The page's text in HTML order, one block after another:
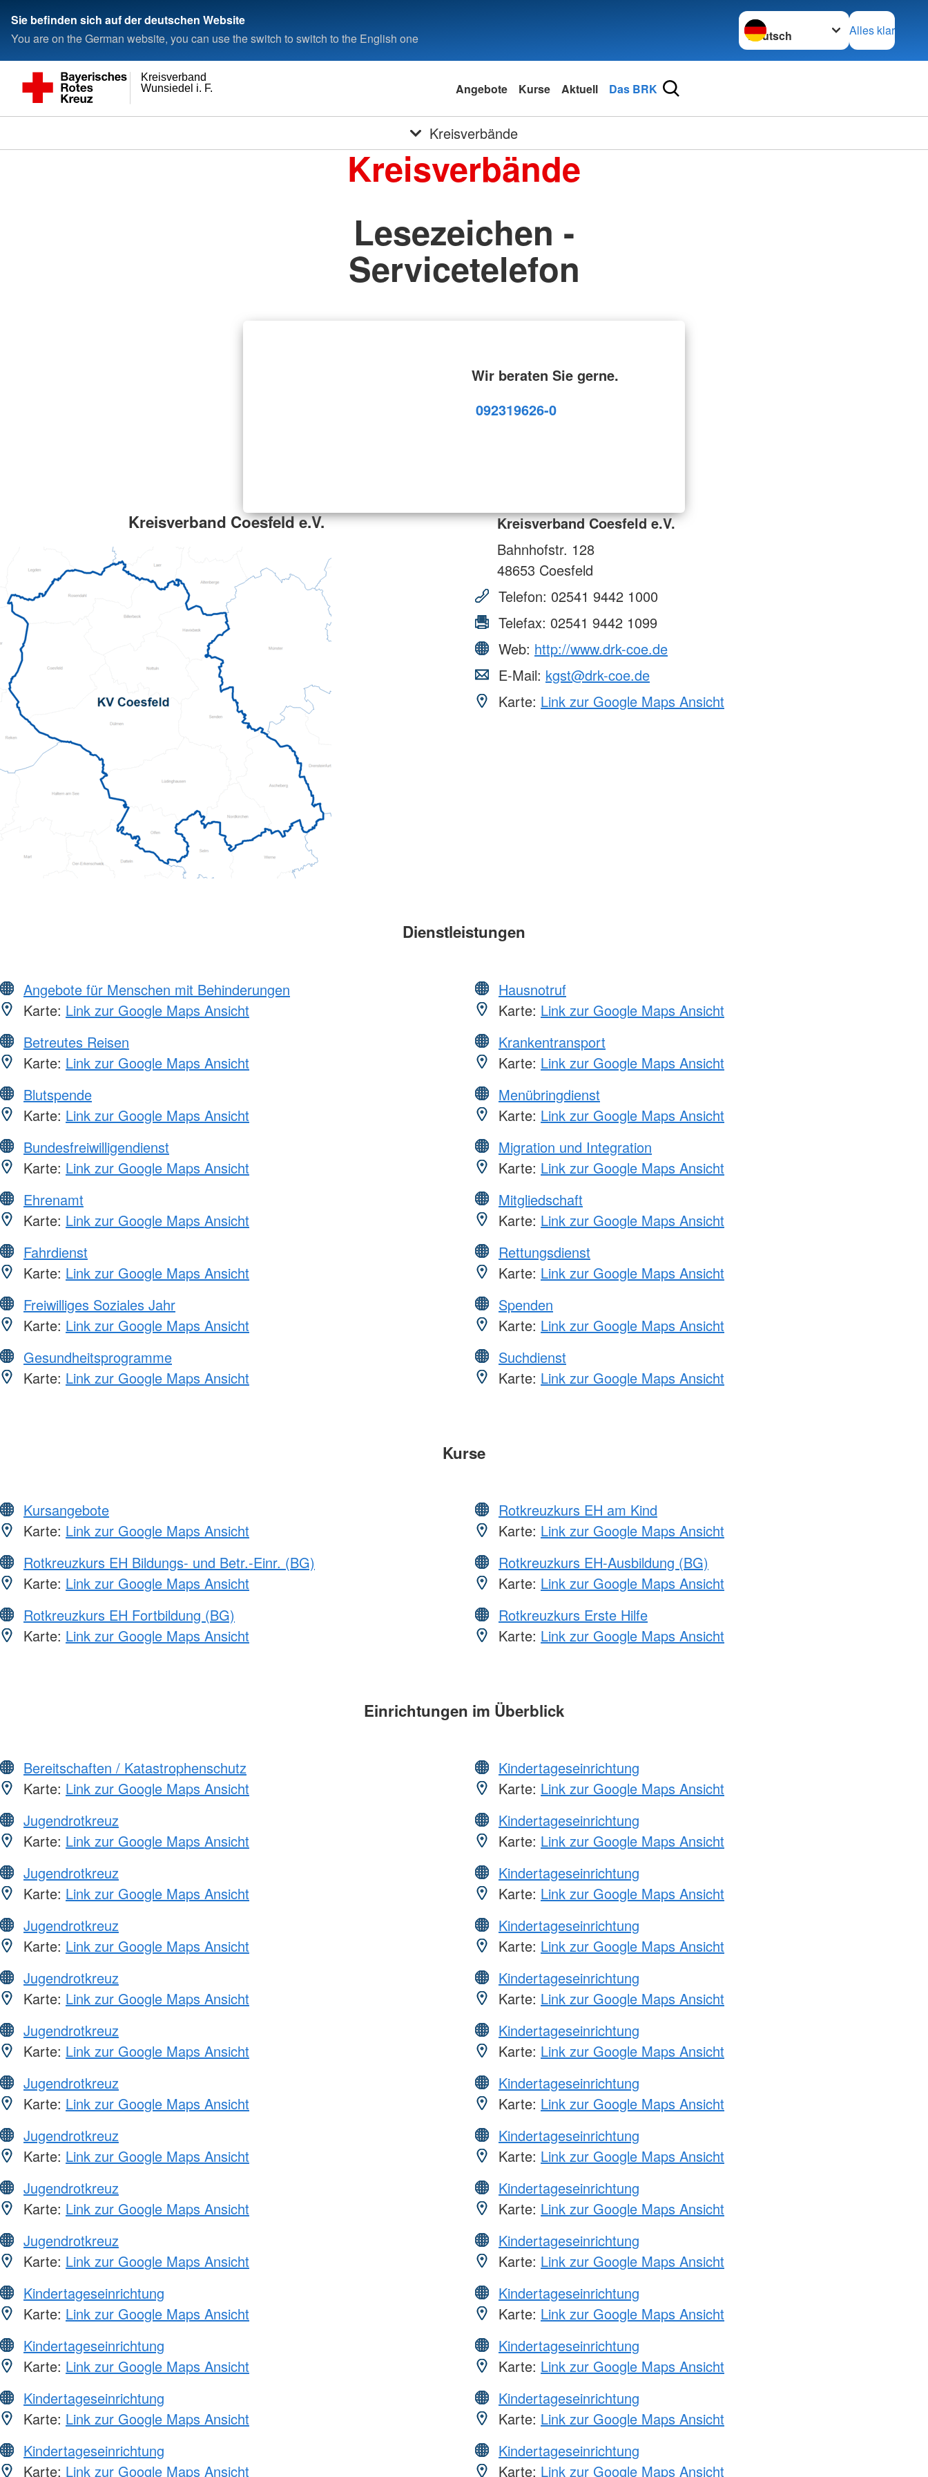
Sie befinden sich auf der deutschen Website
You are on the German website, you can use the switch to switch to the English one
Sprache wechseln zu
Alles klar
Wunsiedel i. F.
Kreisverband
Angebote Kurse Aktuell Das BRK
Kreisverbände
Kreisverbände
Lesezeichen -
Servicetelefon
Wir beraten Sie gerne.
092319626-0
Kreisverband Coesfeld e.V.
Kreisverband Coesfeld e.V.
Bahnhofstr. 128
48653 Coesfeld
Telefon: 02541 9442 1000
Telefax: 02541 9442 1099
Web: http://www.drk-coe.de
E-Mail: kgst@drk-coe.de
Karte: Link zur Google Maps Ansicht
Dienstleistungen
Angebote für Menschen mit Behinderungen
Karte: Link zur Google Maps Ansicht
Betreutes Reisen
Karte: Link zur Google Maps Ansicht
Blutspende
Karte: Link zur Google Maps Ansicht
Bundesfreiwilligendienst
Karte: Link zur Google Maps Ansicht
Ehrenamt
Karte: Link zur Google Maps Ansicht
Fahrdienst
Karte: Link zur Google Maps Ansicht
Freiwilliges Soziales Jahr
Karte: Link zur Google Maps Ansicht
Gesundheitsprogramme
Karte: Link zur Google Maps Ansicht
Hausnotruf
Karte: Link zur Google Maps Ansicht
Krankentransport
Karte: Link zur Google Maps Ansicht
Menübringdienst
Karte: Link zur Google Maps Ansicht
Migration und Integration
Karte: Link zur Google Maps Ansicht
Mitgliedschaft
Karte: Link zur Google Maps Ansicht
Rettungsdienst
Karte: Link zur Google Maps Ansicht
Spenden
Karte: Link zur Google Maps Ansicht
Suchdienst
Karte: Link zur Google Maps Ansicht
Kurse
Kursangebote
Karte: Link zur Google Maps Ansicht
Rotkreuzkurs EH Bildungs- und Betr.-Einr. (BG)
Karte: Link zur Google Maps Ansicht
Rotkreuzkurs EH Fortbildung (BG)
Karte: Link zur Google Maps Ansicht
Rotkreuzkurs EH am Kind
Karte: Link zur Google Maps Ansicht
Rotkreuzkurs EH-Ausbildung (BG)
Karte: Link zur Google Maps Ansicht
Rotkreuzkurs Erste Hilfe
Karte: Link zur Google Maps Ansicht
Einrichtungen im Überblick
Bereitschaften / Katastrophenschutz
Karte: Link zur Google Maps Ansicht
Jugendrotkreuz
Karte: Link zur Google Maps Ansicht
Jugendrotkreuz
Karte: Link zur Google Maps Ansicht
Jugendrotkreuz
Karte: Link zur Google Maps Ansicht
Jugendrotkreuz
Karte: Link zur Google Maps Ansicht
Jugendrotkreuz
Karte: Link zur Google Maps Ansicht
Jugendrotkreuz
Karte: Link zur Google Maps Ansicht
Jugendrotkreuz
Karte: Link zur Google Maps Ansicht
Jugendrotkreuz
Karte: Link zur Google Maps Ansicht
Jugendrotkreuz
Karte: Link zur Google Maps Ansicht
Kindertageseinrichtung
Karte: Link zur Google Maps Ansicht
Kindertageseinrichtung
Karte: Link zur Google Maps Ansicht
Kindertageseinrichtung
Karte: Link zur Google Maps Ansicht
Kindertageseinrichtung
Karte: Link zur Google Maps Ansicht
Kindertageseinrichtung
Karte: Link zur Google Maps Ansicht
Kindertageseinrichtung
Karte: Link zur Google Maps Ansicht
Kindertageseinrichtung
Karte: Link zur Google Maps Ansicht
Kindertageseinrichtung
Karte: Link zur Google Maps Ansicht
Kindertageseinrichtung
Karte: Link zur Google Maps Ansicht
Kindertageseinrichtung
Karte: Link zur Google Maps Ansicht
Kindertageseinrichtung
Karte: Link zur Google Maps Ansicht
Kindertageseinrichtung
Karte: Link zur Google Maps Ansicht
Kindertageseinrichtung
Karte: Link zur Google Maps Ansicht
Kindertageseinrichtung
Karte: Link zur Google Maps Ansicht
Kindertageseinrichtung
Karte: Link zur Google Maps Ansicht
Kindertageseinrichtung
Karte: Link zur Google Maps Ansicht
Kindertageseinrichtung
Karte: Link zur Google Maps Ansicht
Kindertageseinrichtung
Karte: Link zur Google Maps Ansicht